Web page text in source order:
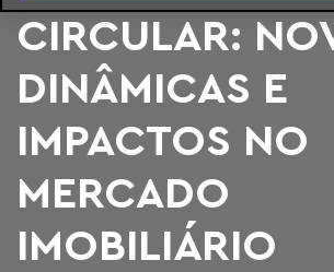
CIRCULAR:
DINÂMICAS E
IMPACTOS NO
MERCADO
IMOBILIÁRIO